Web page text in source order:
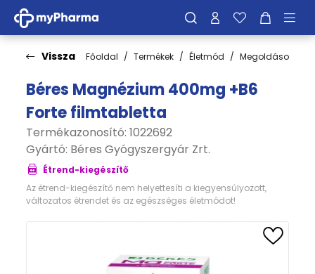
Vissza Főoldal Termékek Életmód Megoldások
Béres Magnézium 400mg +B6
Forte filmtabletta
Termékazonosító: 1022692
Gyártó: Béres Gyógyszergyár Zrt.
Étrend-kiegészítő
Az étrend-kiegészítő nem helyettesíti a kiegyensúlyozott,
változatos étrendet és az egészséges életmódot!